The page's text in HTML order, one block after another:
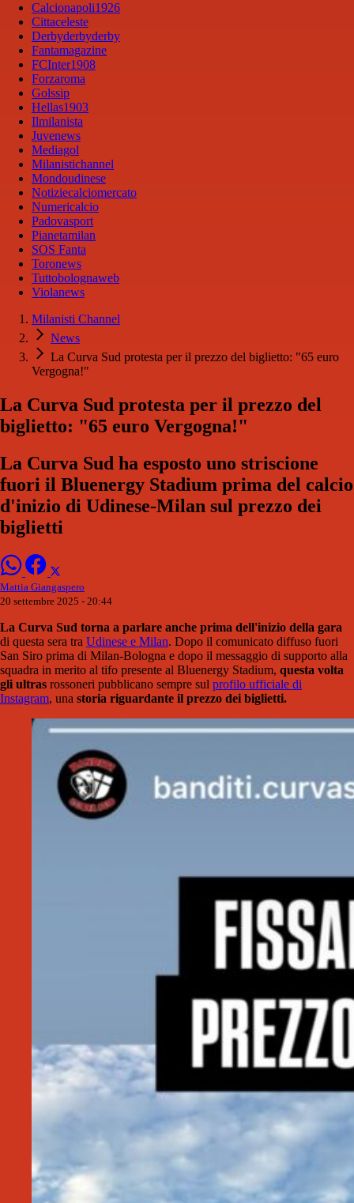
Calcionapoli1926
Cittaceleste
Derbyderbyderby
Fantamagazine
FCInter1908
Forzaroma
Golssip
Hellas1903
Ilmilanista
Juvenews
Mediagol
Milanistichannel
Mondoudinese
Notiziecalciomercato
Numericalcio
Padovasport
Pianetamilan
SOS Fanta
Toronews
Tuttobolognaweb
Violanews
Milanisti Channel
News
La Curva Sud protesta per il prezzo del biglietto: "65 euro
Vergogna!"
La Curva Sud protesta per il prezzo del
biglietto: "65 euro Vergogna!"
La Curva Sud ha esposto uno striscione
fuori il Bluenergy Stadium prima del calcio
d'inizio di Udinese-Milan sul prezzo dei
biglietti
Mattia Giangaspero
20 settembre 2025 - 20:44
La Curva Sud torna a parlare anche prima dell'inizio della gara
di questa sera tra Udinese e Milan. Dopo il comunicato diffuso fuori
San Siro prima di Milan-Bologna e dopo il messaggio di supporto alla
squadra in merito al tifo presente al Bluenergy Stadium, questa volta
gli ultras rossoneri pubblicano sempre sul profilo ufficiale di
Instagram, una storia riguardante il prezzo dei biglietti.